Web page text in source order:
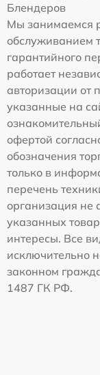
Блендеров
Мы занимаемся
обслуживанием
гарантийного
работает
авторизации от
указанные на
офертой
обозначения
только в
перечень
организация
указанных
интересы. Все
исключительно
законном
1487 ГК РФ.